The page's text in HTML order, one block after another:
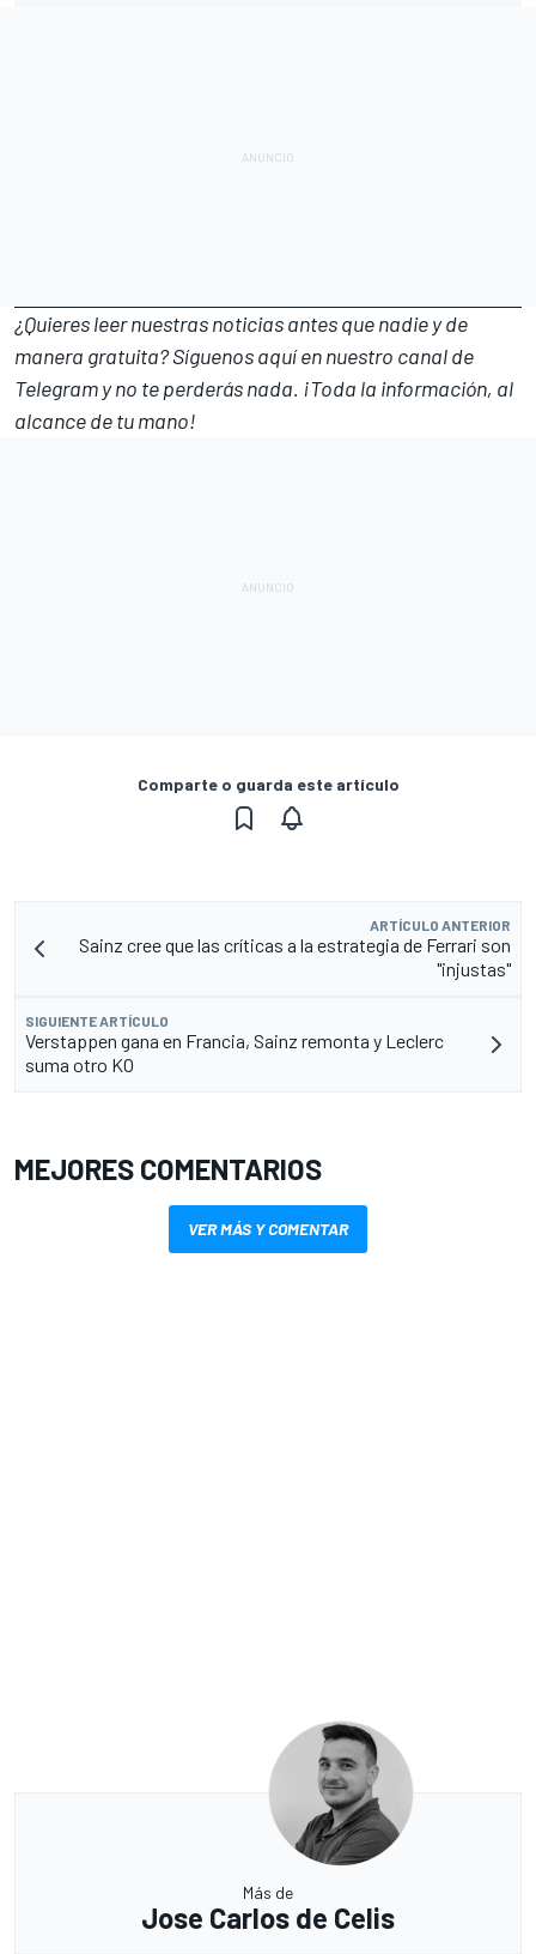
¿Quieres leer nuestras noticias antes que nadie y de
manera gratuita? Síguenosaquí en nuestro canal de
Telegramy no te perderás nada. ¡Toda la información, al
alcance de tu mano!
Comparte o guarda este artículo
ARTÍCULO ANTERIOR
Sainz cree que las críticas a la estrategia de Ferrari son
"injustas"
SIGUIENTE ARTÍCULO
Verstappen gana en Francia, Sainz remonta y Leclerc
suma otro KO
MEJORES COMENTARIOS
VER MÁS Y COMENTAR
Más de
Jose Carlos de Celis